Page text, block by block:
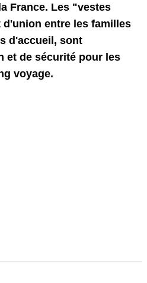
France. Les "vestes
entre les familles
d'accueil, sont
et de sécurité pour les
voyage.